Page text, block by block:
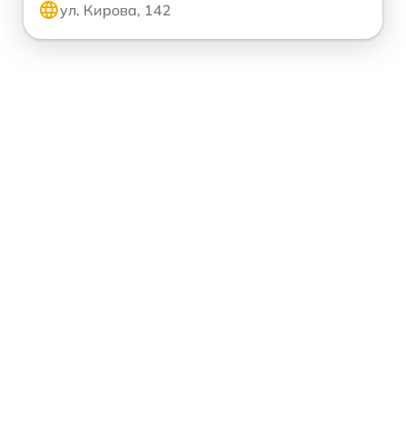
ул. Кирова, 142